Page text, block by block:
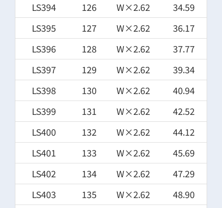
LS394
126 W×2.62
34.59
LS395
127 W×2.62
36.17
LS396
128 W×2.62
37.77
LS397
129 W×2.62
39.34
LS398
130 W×2.62
40.94
LS399
131 W×2.62
42.52
LS400
132 W×2.62
44.12
LS401
133 W×2.62
45.69
LS402
134 W×2.62
47.29
LS403
135 W×2.62
48.90